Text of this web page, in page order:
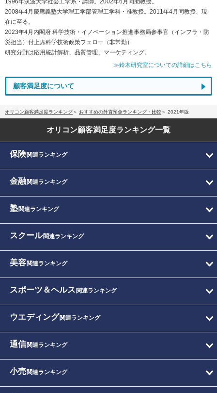
1996年筑波大学社会工学系・講師。2002年6月同助教授。
2008年4月慶應義塾大学理工学部管理工学科・准教授。2011年4月同教授、現
在に至る。
2023年4月内閣府 科学技術・イノベーション推進事務局参事官（インフラ・防
災担当）付上席科学技術政策フェロー（非常勤）
研究分野は応用統計解析、品質管理、マーケティング。
≫鈴木研究室についての詳細はこちら
顧客満足度について
オリコン顧客満足度ランキング おすすめの外貨預金ランキング・比較 2021年版
オリコン顧客満足度ランキング一覧
保険関連ランキング
金融関連ランキング
塾関連ランキング
スクール関連ランキング
美容関連ランキング
スポーツ＆ヘルス 関連ランキング
ウエディング関連ランキング
通信関連ランキング
小売関連ランキング